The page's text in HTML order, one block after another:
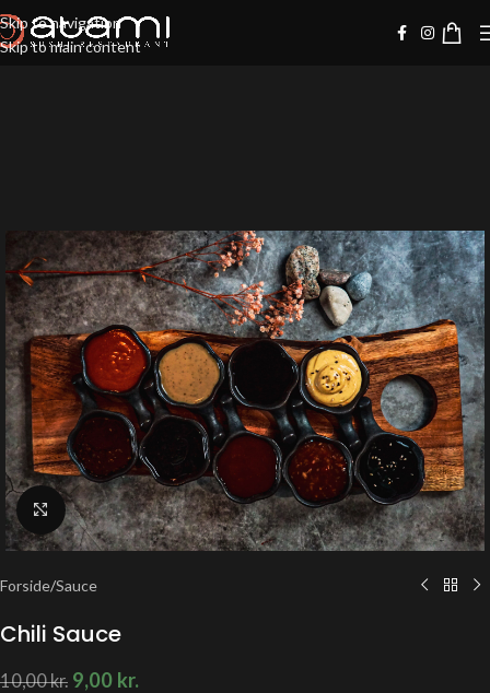
Skip to navigation
Skip to main content
-10%
Klik for at forstørre
Forside/Sauce
Chili Sauce
10,00kr. 9,00 kr.